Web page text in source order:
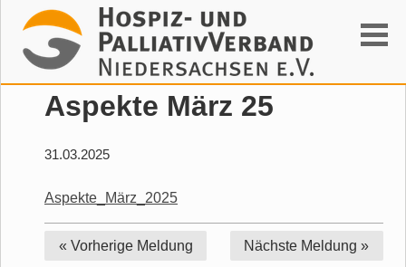
Suchen
Aspekte März 25
31.03.2025
Aspekte_März_2025
« Vorherige Meldung Nächste Meldung »